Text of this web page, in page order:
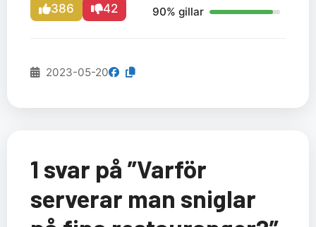
386 42 90% gillar
2023-05-20
1 svar på ”Varför
serverar man sniglar